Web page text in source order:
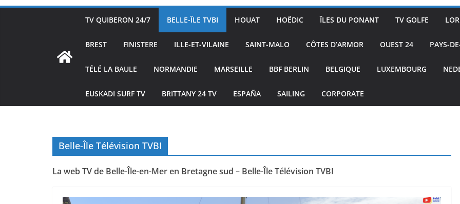
TV QUIBERON 24/7 BELLE-ÎLE TVBI HOUAT HOËDIC ÎLES DU PONANT TV GOLFE
BREST FINISTERE ILLE-ET-VILAINE SAINT-MALO CÔTES D’ARMOR OUEST 24 PAYS-
TÉLÉ LA BAULE NORMANDIE MARSEILLE BBF BERLIN BELGIQUE LUXEMBOURG
EUSKADI SURF TV BRITTANY 24 TV ESPAÑA SAILING CORPORATE
Belle-Île Télévision TVBI
La web TV de Belle-Île-en-Mer en Bretagne sud – Belle-Île Télévision TVBI
ÎLES DU PONANT TV MORBIHAN TOURISME
Île de Hoëdic | Un Si
Beau Bourg au Soleil
Paradis Secret sans
Voiture